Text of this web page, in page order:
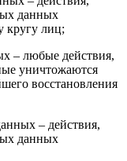
данных
кругу лиц;
– любые действия,
уничтожаются
восстановления
– действия,
данных